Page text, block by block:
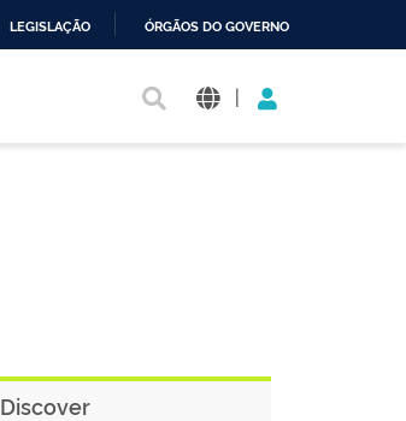
LEGISLAÇÃO ÓRGÃOS DO GOVERNO
|
Discover